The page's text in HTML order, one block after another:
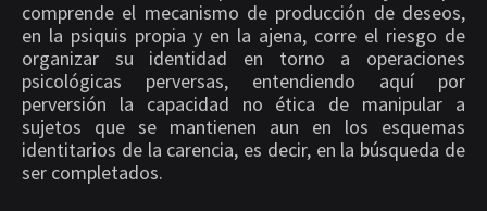
comprende el mecanismo de producción de deseos,
en la psiquis propia y en la ajena, corre el riesgo de
organizar su identidad en torno a operaciones
psicológicas perversas, entendiendo aquí por
perversión la capacidad no ética de manipular a
sujetos que se mantienen aun en los esquemas
identitarios de la carencia, es decir, en la búsqueda de
ser completados.